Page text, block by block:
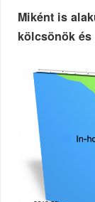
Miként is
kölcsönök és